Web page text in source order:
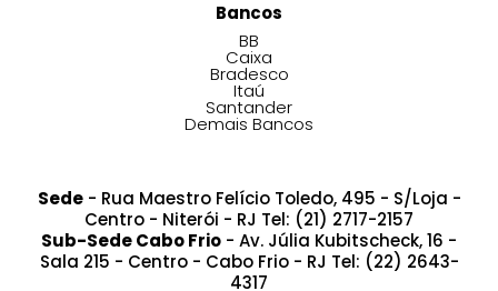
Bancos
BB
Caixa
Bradesco
Itaú
Santander
Demais Bancos
Sede- Rua Maestro Felício Toledo, 495 - S/Loja -
Centro - Niterói - RJ Tel: (21) 2717-2157
Sub-Sede Cabo Frio - Av. Júlia Kubitscheck, 16 -
Sala 215 - Centro - Cabo Frio - RJ Tel: (22) 2643-
4317